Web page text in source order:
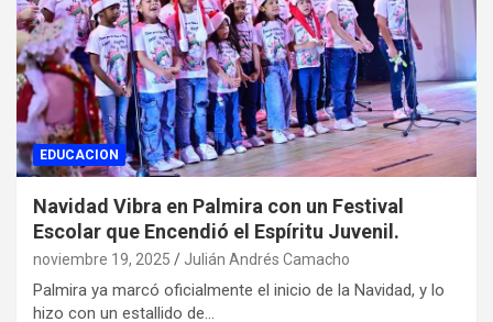
EDUCACION
Navidad Vibra en Palmira con un Festival
Escolar que Encendió el Espíritu Juvenil.
noviembre 19, 2025 Julián Andrés Camacho
Palmira ya marcó oficialmente el inicio de la Navidad, y lo
hizo con un estallido de…